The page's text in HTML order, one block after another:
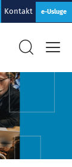
Kontakt e-Usluge